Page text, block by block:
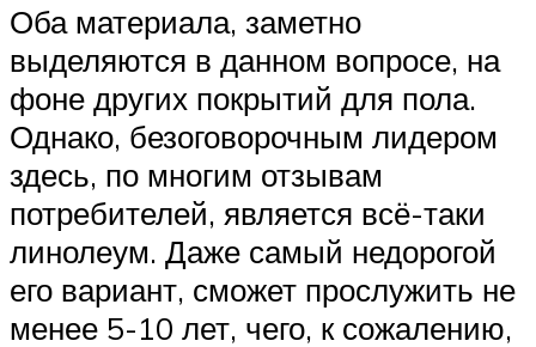
Оба материала, заметно
выделяются в данном вопросе, на
фоне других покрытий для пола.
Однако, безоговорочным лидером
здесь, по многим отзывам
потребителей, является всё-таки
линолеум. Даже самый недорогой
его вариант, сможет прослужить не
менее 5-10 лет, чего, к сожалению,